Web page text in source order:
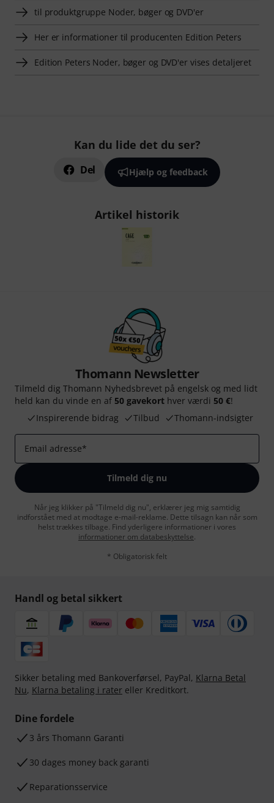
til produktgruppe Noder, bøger og DVD'er
Her er informationer til producenten Edition Peters
Edition Peters Noder, bøger og DVD'er vises detaljeret
Kan du lide det du ser?
Del Hjælp og feedback
Artikel historik
Thomann Newsletter
Tilmeld dig Thomann Nyhedsbrevet på engelsk og med lidt
held kan du vinde en af 50 gavekort hver værdi 50 €!
Inspirerende bidrag
Tilbud Thomann-indsigter
Email adresse*
Tilmeld dig nu
Når jeg klikker på "Tilmeld dig nu", erklærer jeg mig samtidig
indforstået med at modtage e-mail-reklame. Dette tilsagn kan når som
helst trækkes tilbage. Find yderligere informationer i vores
informationer om databeskyttelse.
* Obligatorisk felt
Handl og betal sikkert
Sikker betaling med Bankoverførsel, PayPal, Klarna Betal
Nu, Klarna betaling i rater eller Kreditkort.
Dine fordele
3 års Thomann Garanti
30 dages money back garanti
Reparationsservice